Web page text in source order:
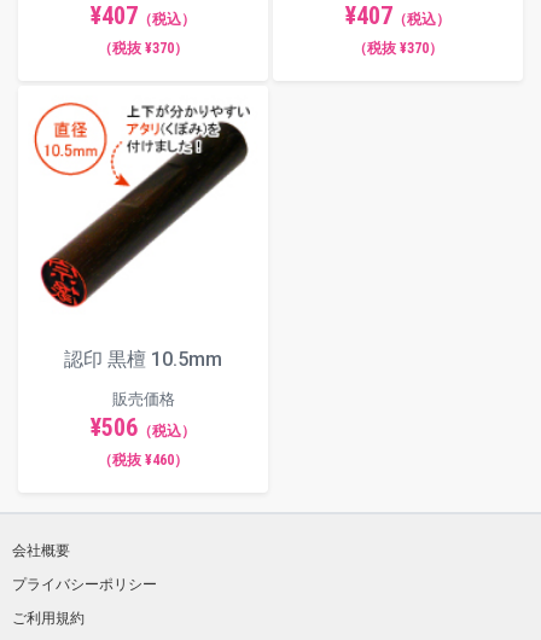
¥407 （税込）
（税抜 ¥370）
¥407 （税込）
（税抜 ¥370）
認印 黒檀 10.5mm
販売価格
¥506 （税込）
（税抜 ¥460）
会社概要
プライバシーポリシー
ご利用規約